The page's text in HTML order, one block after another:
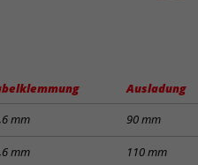
Ausladung
mm 90 mm
mm 110 mm